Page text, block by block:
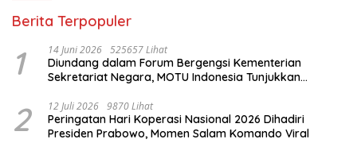
Berita Terpopuler
1 14 Juni 2026 525657 Lihat
Diundang dalam Forum Bergengsi Kementerian
Sekretariat Negara, MOTU Indonesia Tunjukkan
2 12 Juli 2026 9870 Lihat
Peringatan Hari Koperasi Nasional 2026 Dihadiri
Presiden Prabowo, Momen Salam Komando Viral